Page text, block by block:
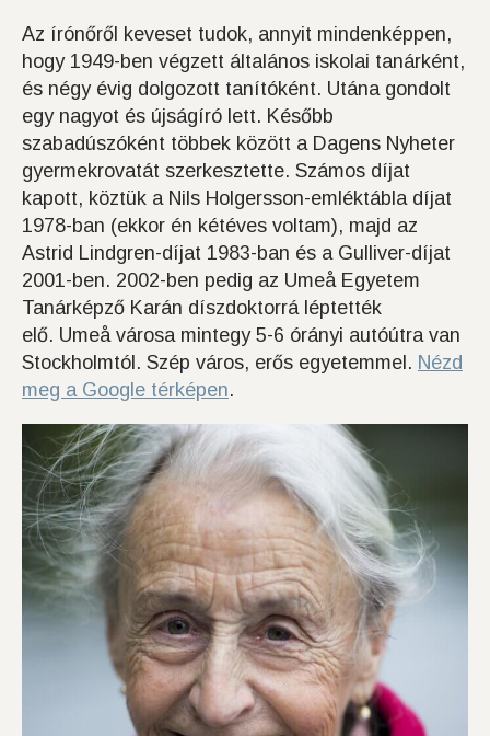
Az írónőről keveset tudok, annyit mindenképpen,
hogy 1949-ben végzett általános iskolai tanárként,
és négy évig dolgozott tanítóként. Utána gondolt
egy nagyot és újságíró lett. Később
szabadúszóként többek között a Dagens Nyheter
gyermekrovatát szerkesztette. Számos díjat
kapott, köztük a Nils Holgersson-emléktábla díjat
1978-ban (ekkor én kétéves voltam), majd az
Astrid Lindgren-díjat 1983-ban és a Gulliver-díjat
2001-ben. 2002-ben pedig az Umeå Egyetem
Tanárképző Karán díszdoktorrá léptették
elő. Umeå városa mintegy 5-6 órányi autóútra van
Stockholmtól. Szép város, erős egyetemmel. Nézd
meg a Google térképen.